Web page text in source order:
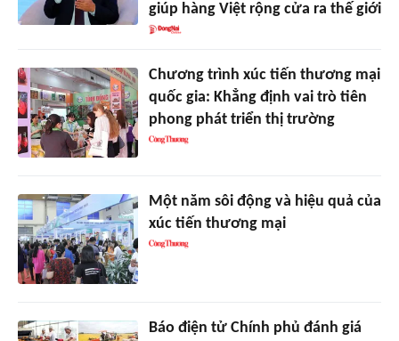
giúp hàng Việt rộng cửa ra thế giới
Chương trình xúc tiến thương mại
quốc gia: Khẳng định vai trò tiên
phong phát triển thị trường
Một năm sôi động và hiệu quả của
xúc tiến thương mại
Báo điện tử Chính phủ đánh giá